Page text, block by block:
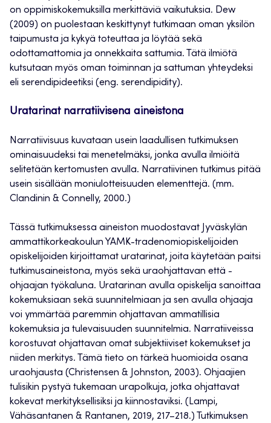
on oppimiskokemuksilla merkittäviä vaikutuksia. Dew
(2009) on puolestaan keskittynyt tutkimaan oman yksilön
taipumusta ja kykyä toteuttaa ja löytää sekä
odottamattomia ja onnekkaita sattumia. Tätä ilmiötä
kutsutaan myös oman toiminnan ja sattuman yhteydeksi
eli serendipideetiksi (eng. serendipidity).
Uratarinat narratiivisena aineistona
Narratiivisuus kuvataan usein laadullisen tutkimuksen
ominaisuudeksi tai menetelmäksi, jonka avulla ilmiöitä
selitetään kertomusten avulla. Narratiivinen tutkimus pitää
usein sisällään moniulotteisuuden elementtejä. (mm.
Clandinin & Connelly, 2000.)
Tässä tutkimuksessa aineiston muodostavat Jyväskylän
ammattikorkeakoulun YAMK-tradenomiopiskelijoiden
opiskelijoiden kirjoittamat uratarinat, joita käytetään paitsi
tutkimusaineistona, myös sekä uraohjattavan että -
ohjaajan työkaluna. Uratarinan avulla opiskelija sanoittaa
kokemuksiaan sekä suunnitelmiaan ja sen avulla ohjaaja
voi ymmärtää paremmin ohjattavan ammatillisia
kokemuksia ja tulevaisuuden suunnitelmia. Narratiiveissa
korostuvat ohjattavan omat subjektiiviset kokemukset ja
niiden merkitys. Tämä tieto on tärkeä huomioida osana
uraohjausta (Christensen & Johnston, 2003). Ohjaajien
tulisikin pystyä tukemaan urapolkuja, jotka ohjattavat
kokevat merkityksellisiksi ja kiinnostaviksi. (Lampi,
Vähäsantanen & Rantanen, 2019, 217–218.) Tutkimuksen